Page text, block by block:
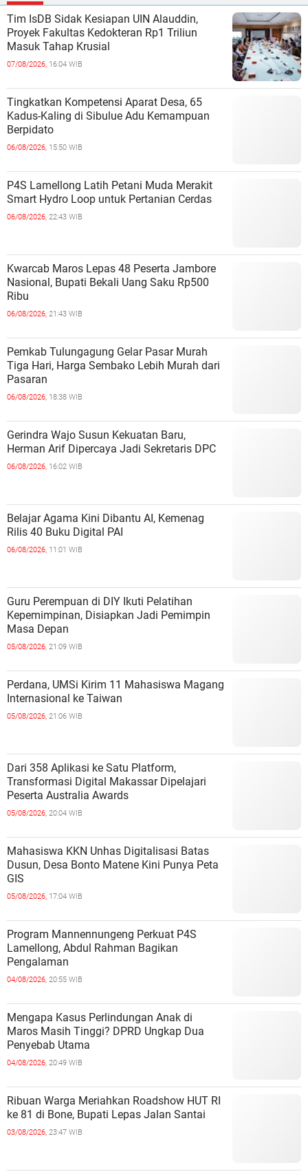
Tim IsDB Sidak Kesiapan UIN Alauddin,
Proyek Fakultas Kedokteran Rp1 Triliun
Masuk Tahap Krusial
07/08/2026, 16:04 WIB
Tingkatkan Kompetensi Aparat Desa, 65
Kadus-Kaling di Sibulue Adu Kemampuan
Berpidato
06/08/2026, 15:50 WIB
P4S Lamellong Latih Petani Muda Merakit
Smart Hydro Loop untuk Pertanian Cerdas
06/08/2026, 22:43 WIB
Kwarcab Maros Lepas 48 Peserta Jambore
Nasional, Bupati Bekali Uang Saku Rp500
Ribu
06/08/2026, 21:43 WIB
Pemkab Tulungagung Gelar Pasar Murah
Tiga Hari, Harga Sembako Lebih Murah dari
Pasaran
06/08/2026, 18:38 WIB
Gerindra Wajo Susun Kekuatan Baru,
Herman Arif Dipercaya Jadi Sekretaris DPC
06/08/2026, 16:02 WIB
Belajar Agama Kini Dibantu AI, Kemenag
Rilis 40 Buku Digital PAI
06/08/2026, 11:01 WIB
Guru Perempuan di DIY Ikuti Pelatihan
Kepemimpinan, Disiapkan Jadi Pemimpin
Masa Depan
05/08/2026, 21:09 WIB
Perdana, UMSi Kirim 11 Mahasiswa Magang
Internasional ke Taiwan
05/08/2026, 21:06 WIB
Dari 358 Aplikasi ke Satu Platform,
Transformasi Digital Makassar Dipelajari
Peserta Australia Awards
05/08/2026, 20:04 WIB
Mahasiswa KKN Unhas Digitalisasi Batas
Dusun, Desa Bonto Matene Kini Punya Peta
GIS
05/08/2026, 17:04 WIB
Program Mannennungeng Perkuat P4S
Lamellong, Abdul Rahman Bagikan
Pengalaman
04/08/2026, 20:55 WIB
Mengapa Kasus Perlindungan Anak di
Maros Masih Tinggi? DPRD Ungkap Dua
Penyebab Utama
04/08/2026, 20:49 WIB
Ribuan Warga Meriahkan Roadshow HUT RI
ke 81 di Bone, Bupati Lepas Jalan Santai
03/08/2026, 23:47 WIB